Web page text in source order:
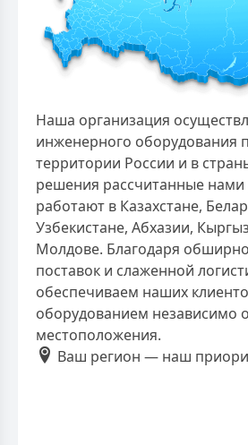
Наша организация
инженерного оборудования
территории России и в
решения рассчитанные
работают в Казахстане,
Узбекистане, Абхазии,
Молдове. Благодаря
поставок и слаженной
обеспечиваем наших
оборудованием независимо
местоположения.
Ваш регион — наш